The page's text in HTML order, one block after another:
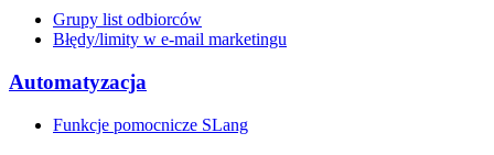
Grupy list odbiorców
Błędy/limity w e-mail marketingu
Automatyzacja
Funkcje pomocnicze SLang